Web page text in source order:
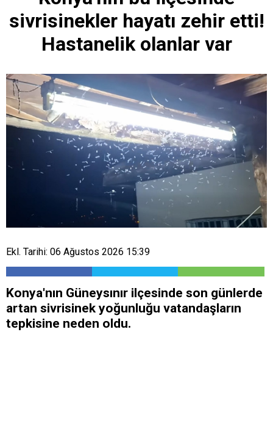
sivrisinekler hayatı zehir etti!
Hastanelik olanlar var
Ekl. Tarihi: 06 Ağustos 2026 15:39
Konya'nın Güneysınır ilçesinde son günlerde
artan sivrisinek yoğunluğu vatandaşların
tepkisine neden oldu.